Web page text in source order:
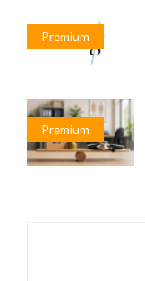
Premium
Premium